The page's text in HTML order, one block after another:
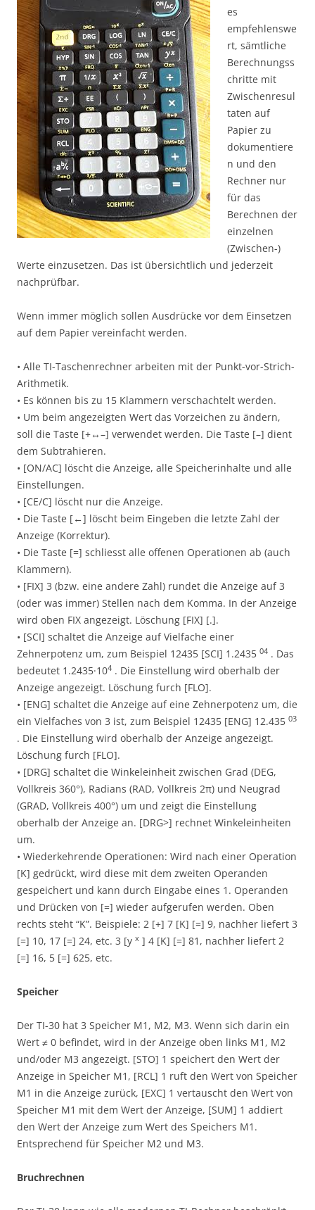
es
empfehlenswe
rt, sämtliche
Berechnungss
chritte mit
Zwischenresul
taten auf
Papier zu
dokumentiere
n und den
Rechner nur
für das
Berechnen der
einzelnen
(Zwischen-)
Werte einzusetzen. Das ist übersichtlich und jederzeit
nachprüfbar.
Wenn immer möglich sollen Ausdrücke vor dem Einsetzen
auf dem Papier vereinfacht werden.
• Alle TI-Taschenrechner arbeiten mit der Punkt-vor-Strich-
Arithmetik.
• Es können bis zu 15 Klammern verschachtelt werden.
• Um beim angezeigten Wert das Vorzeichen zu ändern,
soll die Taste [+↔–] verwendet werden. Die Taste [–] dient
dem Subtrahieren.
• [ON/AC] löscht die Anzeige, alle Speicherinhalte und alle
Einstellungen.
• [CE/C] löscht nur die Anzeige.
• Die Taste [←] löscht beim Eingeben die letzte Zahl der
Anzeige (Korrektur).
• Die Taste [=] schliesst alle offenen Operationen ab (auch
Klammern).
• [FIX] 3 (bzw. eine andere Zahl) rundet die Anzeige auf 3
(oder was immer) Stellen nach dem Komma. In der Anzeige
wird oben FIX angezeigt. Löschung [FIX] [.].
• [SCI] schaltet die Anzeige auf Vielfache einer
Zehnerpotenz um, zum Beispiel 12435 [SCI] 1.2435 04 . Das
bedeutet 1.2435·104 . Die Einstellung wird oberhalb der
Anzeige angezeigt. Löschung furch [FLO].
• [ENG] schaltet die Anzeige auf eine Zehnerpotenz um, die
ein Vielfaches von 3 ist, zum Beispiel 12435 [ENG] 12.435 03
. Die Einstellung wird oberhalb der Anzeige angezeigt.
Löschung furch [FLO].
• [DRG] schaltet die Winkeleinheit zwischen Grad (DEG,
Vollkreis 360°), Radians (RAD, Vollkreis 2π) und Neugrad
(GRAD, Vollkreis 400°) um und zeigt die Einstellung
oberhalb der Anzeige an. [DRG>] rechnet Winkeleinheiten
um.
• Wiederkehrende Operationen: Wird nach einer Operation
[K] gedrückt, wird diese mit dem zweiten Operanden
gespeichert und kann durch Eingabe eines 1. Operanden
und Drücken von [=] wieder aufgerufen werden. Oben
rechts steht “K”. Beispiele: 2 [+] 7 [K] [=] 9, nachher liefert 3
[=] 10, 17 [=] 24, etc. 3 [y x ] 4 [K] [=] 81, nachher liefert 2
[=] 16, 5 [=] 625, etc.
Speicher
Der TI-30 hat 3 Speicher M1, M2, M3. Wenn sich darin ein
Wert ≠ 0 befindet, wird in der Anzeige oben links M1, M2
und/oder M3 angezeigt. [STO] 1 speichert den Wert der
Anzeige in Speicher M1, [RCL] 1 ruft den Wert von Speicher
M1 in die Anzeige zurück, [EXC] 1 vertauscht den Wert von
Speicher M1 mit dem Wert der Anzeige, [SUM] 1 addiert
den Wert der Anzeige zum Wert des Speichers M1.
Entsprechend für Speicher M2 und M3.
Bruchrechnen